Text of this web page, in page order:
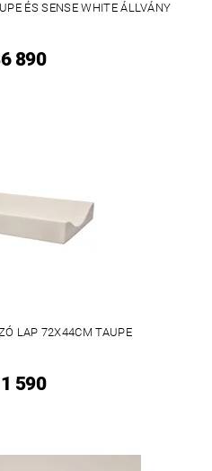
ÉS SENSE WHITE ÁLLVÁNY
890
LAP 72X44CM TAUPE
590